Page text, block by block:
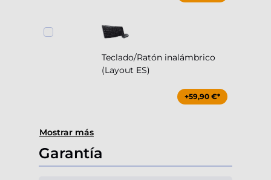
Teclado/Ratón inalámbrico
(Layout ES)
+59,90 €*
Mostrar más
Garantía